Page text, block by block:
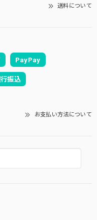
送料について
PayPay
振込
お支払い方法について